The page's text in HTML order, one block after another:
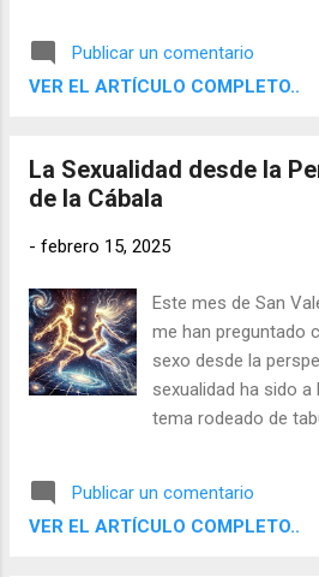
optimismo
en el crecimiento a
paciencia y una
Publicar un comentario
VER EL ARTÍCULO COMPLETO..
La Sexualidad desde la
de la Cábala
- febrero 15, 2025
Este mes de San
me han preguntado
sexo desde la
sexualidad ha sido
tema rodeado de
reconoce como una
del ser humano, sino
Publicar un comentario
VER EL ARTÍCULO COMPLETO..